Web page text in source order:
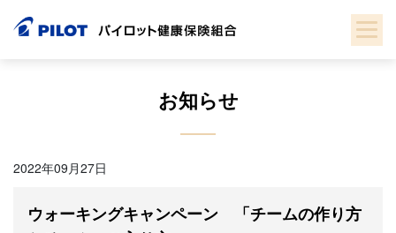
お知らせ
2022年09月27日
ウォーキングキャンペーン 「チームの作り方